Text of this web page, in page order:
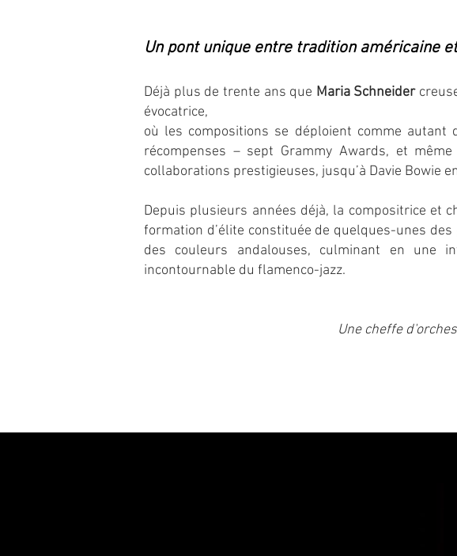
Un pont unique entre tradition américaine
Déjà plus de trente ans que Maria Schneider
évocatrice,
où les compositions se déploient comme autant
récompenses – sept Grammy Awards, et
collaborations prestigieuses, jusqu’à Davie Bowie
Depuis plusieurs années déjà, la compositrice et
formation d’élite constituée de quelques-unes
des couleurs andalouses, culminant en une
incontournable du flamenco-jazz.
Une cheffe